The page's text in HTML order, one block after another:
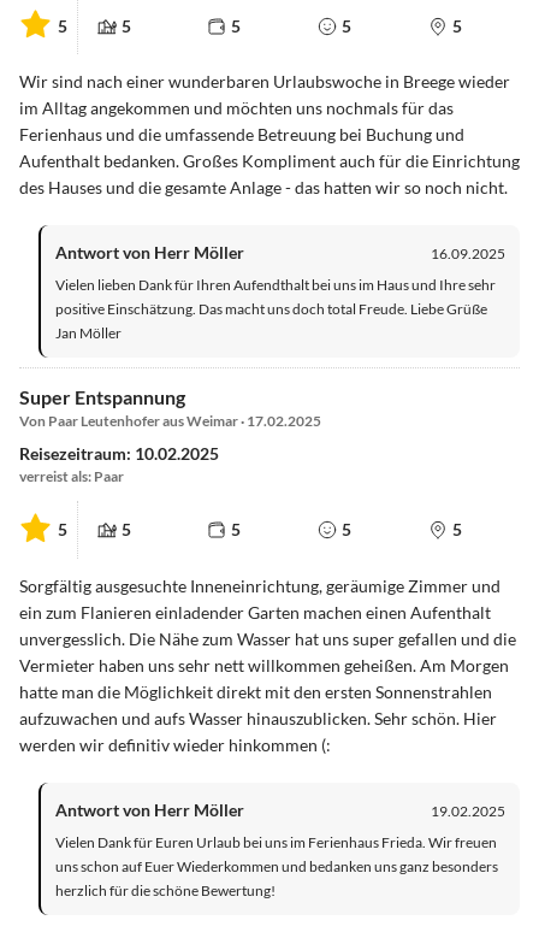
5 5 5 5 5
Wir sind nach einer wunderbaren Urlaubswoche in Breege wieder
im Alltag angekommen und möchten uns nochmals für das
Ferienhaus und die umfassende Betreuung bei Buchung und
Aufenthalt bedanken. Großes Kompliment auch für die Einrichtung
des Hauses und die gesamte Anlage - das hatten wir so noch nicht.
Antwort von Herr Möller
16.09.2025
Vielen lieben Dank für Ihren Aufendthalt bei uns im Haus und Ihre sehr
positive Einschätzung. Das macht uns doch total Freude. Liebe Grüße
Jan Möller
Super Entspannung
Von Paar Leutenhofer aus Weimar · 17.02.2025
Reisezeitraum: 10.02.2025
verreist als: Paar
5 5 5 5 5
Sorgfältig ausgesuchte Inneneinrichtung, geräumige Zimmer und
ein zum Flanieren einladender Garten machen einen Aufenthalt
unvergesslich. Die Nähe zum Wasser hat uns super gefallen und die
Vermieter haben uns sehr nett willkommen geheißen. Am Morgen
hatte man die Möglichkeit direkt mit den ersten Sonnenstrahlen
aufzuwachen und aufs Wasser hinauszublicken. Sehr schön. Hier
werden wir definitiv wieder hinkommen (:
Antwort von Herr Möller
19.02.2025
Vielen Dank für Euren Urlaub bei uns im Ferienhaus Frieda. Wir freuen
uns schon auf Euer Wiederkommen und bedanken uns ganz besonders
herzlich für die schöne Bewertung!